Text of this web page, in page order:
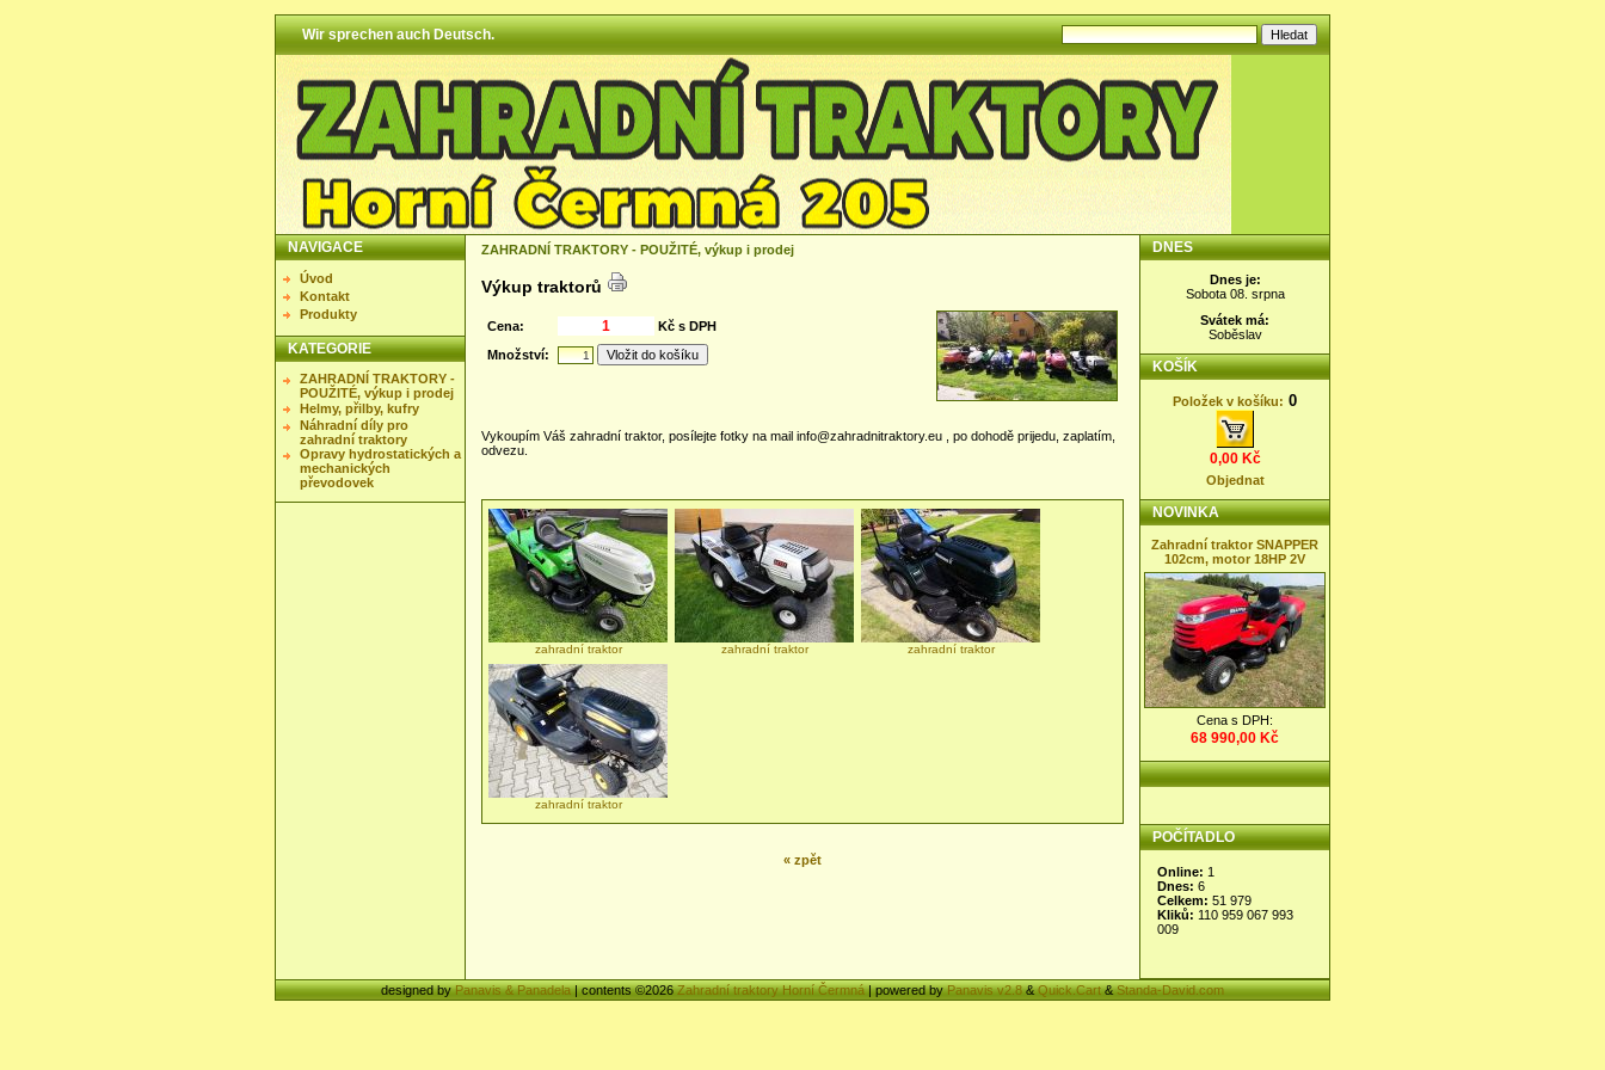
Wir sprechen auch Deutsch.
NAVIGACE
Úvod
Kontakt
Produkty
KATEGORIE
ZAHRADNÍ TRAKTORY -
POUŽITÉ, výkup i prodej
Helmy, přilby, kufry
Náhradní díly pro
zahradní traktory
Opravy hydrostatických a
mechanických
převodovek
ZAHRADNÍ TRAKTORY - POUŽITÉ, výkup i prodej
Výkup traktorů
Cena:
Kč s DPH
Množství:
Vykoupím Váš zahradní traktor, posílejte fotky na mail info@zahradnitraktory.eu , po dohodě prijedu, zaplatím,
odvezu.
zahradní traktor zahradní traktor zahradní traktor
zahradní traktor
« zpět
DNES
Dnes je:
Sobota 08. srpna
Svátek má:
Soběslav
KOŠÍK
Položek v košíku: 0
0,00 Kč
Objednat
NOVINKA
Zahradní traktor SNAPPER
102cm, motor 18HP 2V
Cena s DPH:
68 990,00 Kč
POČÍTADLO
designed byPanavis & Panadela| contents ©2026Zahradní traktory Horní Čermná| powered byPanavis v2.8&Quick.Cart&Standa-David.com